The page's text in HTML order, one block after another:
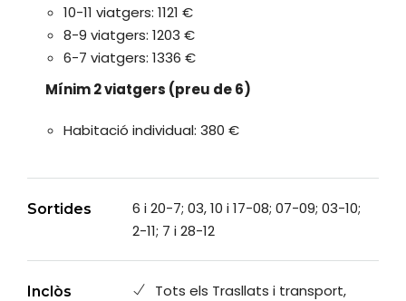
10-11 viatgers: 1121 €
8-9 viatgers: 1203 €
6-7 viatgers: 1336 €
Mínim 2 viatgers (preu de 6)
Habitació individual: 380 €
Sortides
6 i 20-7; 03, 10 i 17-08; 07-09; 03-10;
2-11; 7 i 28-12
Inclòs
Tots els Trasllats i transport,